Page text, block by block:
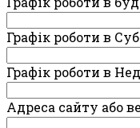
Графік роботи в
Графік роботи в
Адреса сайту або